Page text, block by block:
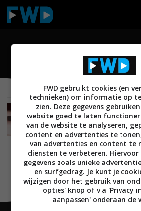
Dione
NIEUWS AUDIO SOUNDBARS 29
Devialet lanceert premium
Dolby Atmos
FWD gebruikt cookies (en
technieken) om informatie op
zien. Deze gegevens
website goed te laten
van de website te analyseren,
content en advertenties te
van advertenties en content te
diensten te verbeteren. Hiervoor
gegevens zoals unieke
en surfgedrag. Je kunt je
wijzigen door het gebruik van
opties' knop of via 'Privacy
aanpassen' onderaan de